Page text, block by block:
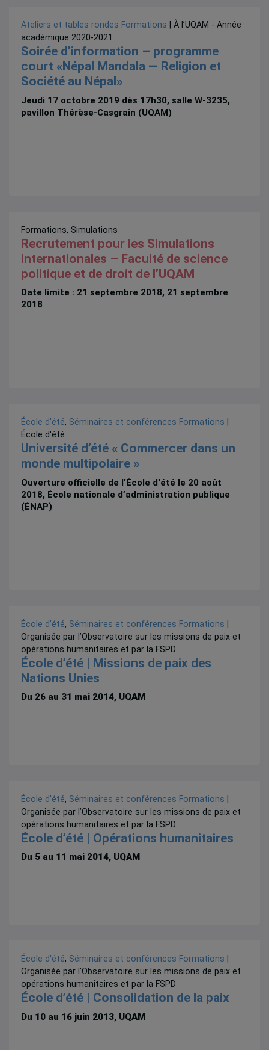
Ateliers et tables rondes Formations | À l’UQAM - Année
académique 2020-2021
Soirée d’information – programme
court «Népal Mandala — Religion et
Société au Népal»
Jeudi 17 octobre 2019 dès 17h30, salle W-3235,
pavillon Thérèse-Casgrain (UQAM)
Formations, Simulations
Recrutement pour les Simulations
internationales – Faculté de science
politique et de droit de l’UQAM
Date limite : 21 septembre 2018, 21 septembre
2018
École d'été, Séminaires et conférences Formations
École d'été
Université d’été « Commercer dans un
monde multipolaire »
Ouverture officielle de l'École d'été le 20 août
2018, École nationale d’administration publique
(ÉNAP)
École d'été, Séminaires et conférences Formations
Organisée par l’Observatoire sur les missions de paix et
opérations humanitaires et par la FSPD
École d’été | Missions de paix des
Nations Unies
Du 26 au 31 mai 2014, UQAM
École d'été, Séminaires et conférences Formations
Organisée par l’Observatoire sur les missions de paix et
opérations humanitaires et par la FSPD
École d’été | Opérations humanitaires
Du 5 au 11 mai 2014, UQAM
École d'été, Séminaires et conférences Formations
Organisée par l’Observatoire sur les missions de paix et
opérations humanitaires et par la FSPD
École d’été | Consolidation de la paix
Du 10 au 16 juin 2013, UQAM